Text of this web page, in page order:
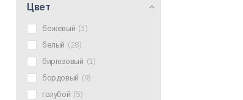
Цвет
бежевый (3)
белый (28)
бирюзовый (1)
бордовый (9)
голубой (5)